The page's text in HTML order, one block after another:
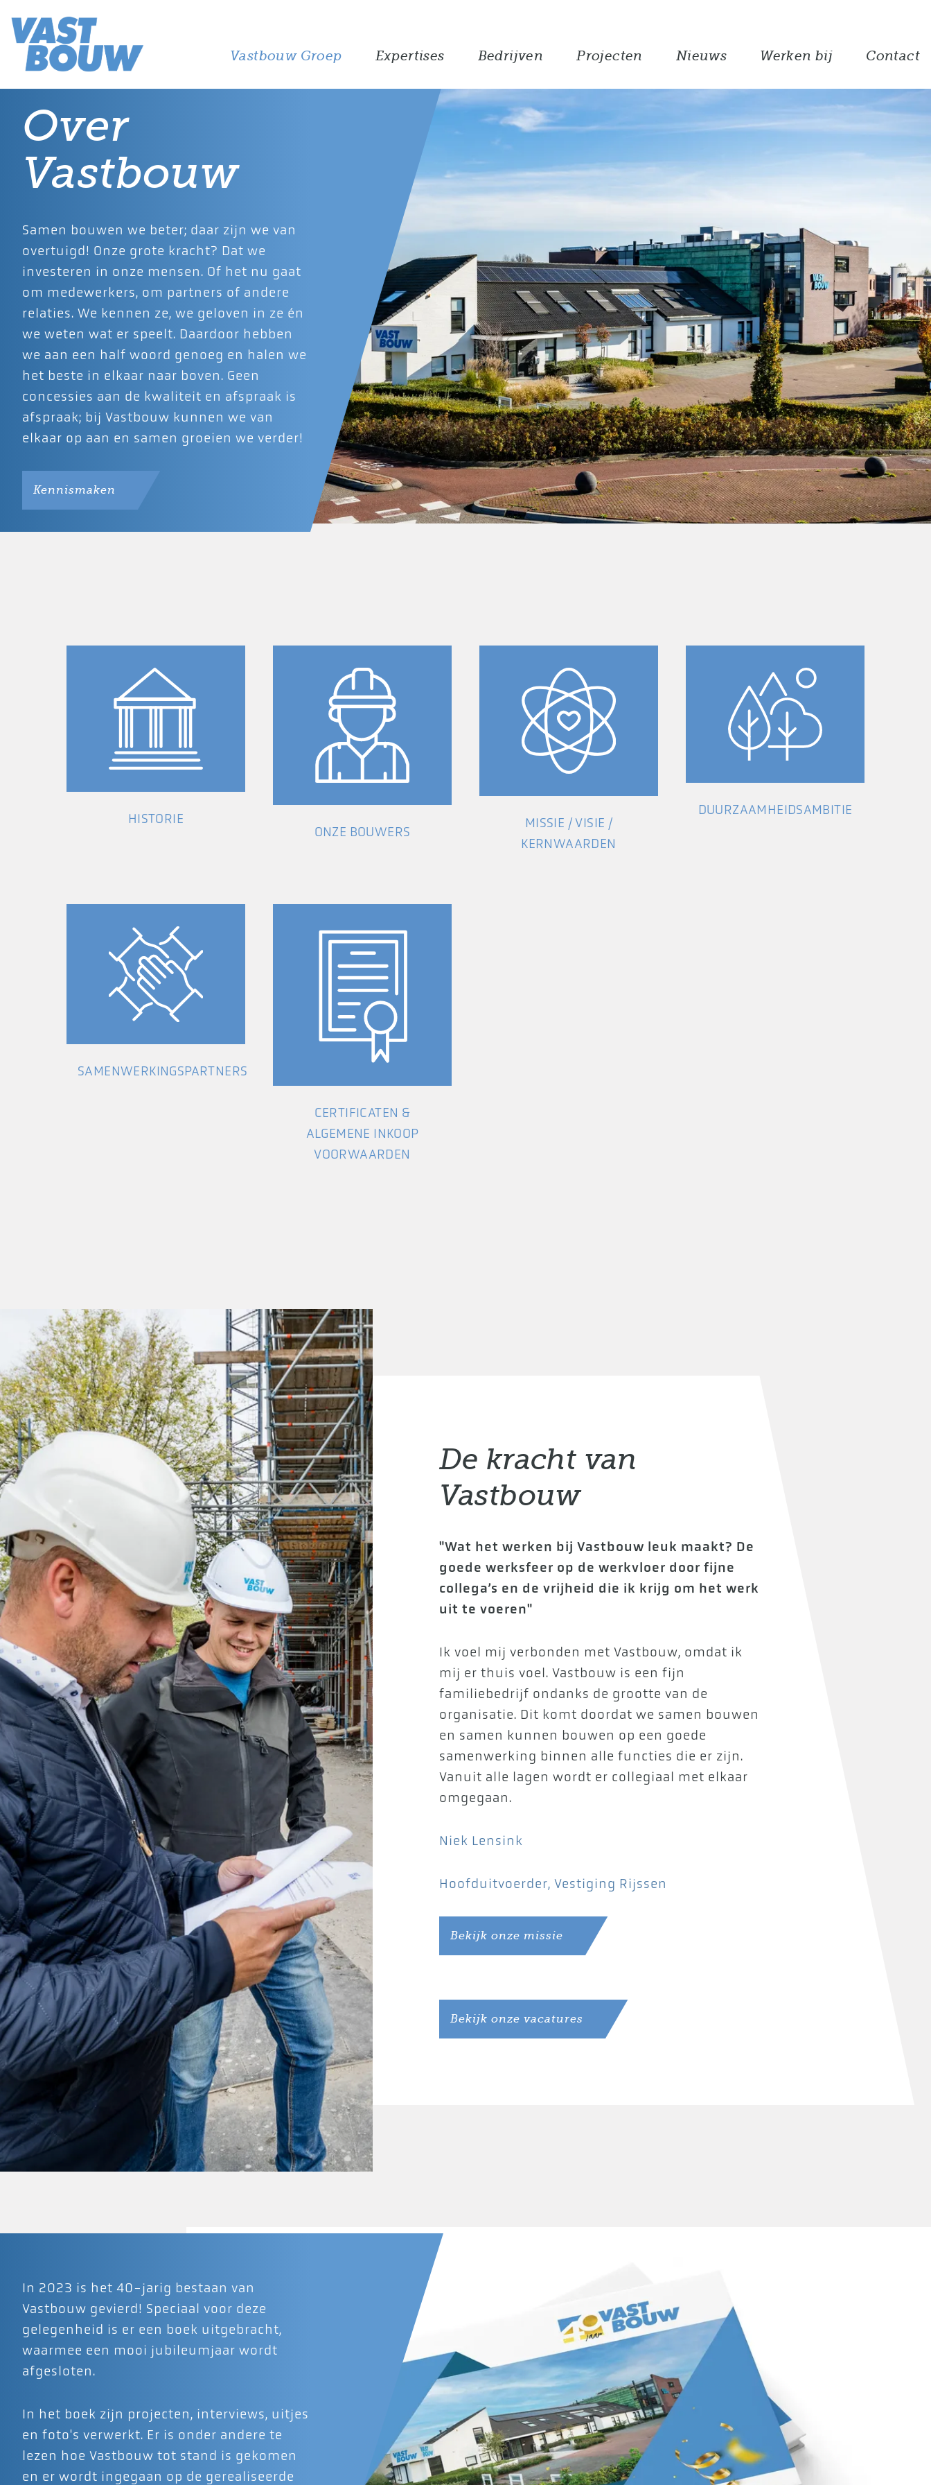
Vastbouw Groep Expertises Bedrijven Projecten Nieuws Werken bij Contact
Over
Vastbouw
Samen bouwen we beter; daar zijn we van
overtuigd! Onze grote kracht? Dat we
investeren in onze mensen. Of het nu gaat
om medewerkers, om partners of andere
relaties. We kennen ze, we geloven in ze én
we weten wat er speelt. Daardoor hebben
we aan een half woord genoeg en halen we
het beste in elkaar naar boven. Geen
concessies aan de kwaliteit en afspraak is
afspraak; bij Vastbouw kunnen we van
elkaar op aan en samen groeien we verder!
Kennismaken
HISTORIE
ONZE BOUWERS
MISSIE / VISIE /
KERNWAARDEN
DUURZAAMHEIDSAMBITIE
SAMENWERKINGSPARTNERS
CERTIFICATEN &
ALGEMENE INKOOP
VOORWAARDEN
De kracht van
Vastbouw
"Wat het werken bij Vastbouw leuk maakt? De
goede werksfeer op de werkvloer door fijne
collega’s en de vrijheid die ik krijg om het werk
uit te voeren"
Ik voel mij verbonden met Vastbouw, omdat ik
mij er thuis voel. Vastbouw is een fijn
familiebedrijf ondanks de grootte van de
organisatie. Dit komt doordat we samen bouwen
en samen kunnen bouwen op een goede
samenwerking binnen alle functies die er zijn.
Vanuit alle lagen wordt er collegiaal met elkaar
omgegaan.
Niek Lensink
Hoofduitvoerder, Vestiging Rijssen
Bekijk onze missie
Bekijk onze vacatures
In 2023 is het 40-jarig bestaan van
Vastbouw gevierd! Speciaal voor deze
gelegenheid is er een boek uitgebracht,
waarmee een mooi jubileumjaar wordt
afgesloten.
In het boek zijn projecten, interviews, uitjes
en foto's verwerkt. Er is onder andere te
lezen hoe Vastbouw tot stand is gekomen
en er wordt ingegaan op de gerealiseerde